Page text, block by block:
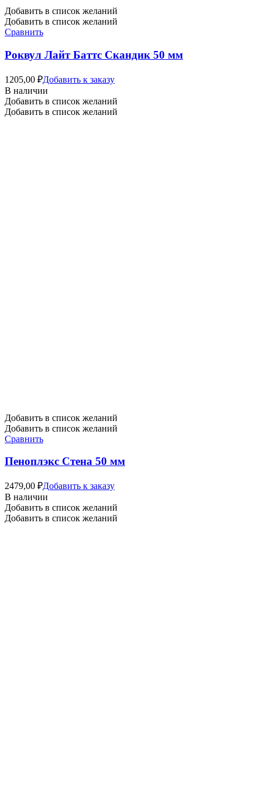
Добавить в список желаний
Добавить в список желаний
Сравнить
Роквул Лайт Баттс Скандик 50 мм
1205,00 ₽Добавить к заказу
В наличии
Добавить в список желаний
Добавить в список желаний
Добавить в список желаний
Добавить в список желаний
Сравнить
Пеноплэкс Стена 50 мм
2479,00 ₽Добавить к заказу
В наличии
Добавить в список желаний
Добавить в список желаний